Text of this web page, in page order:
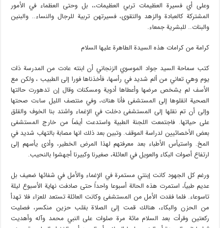
وعلى أي فسيرة العظيمات تربي العظيمات،، بل وحتى العظماء في الأمور
المشتركة كالعبادة والزهد والتقوى، فسيرتهن تربية للرجال والنساء.. والبنين
والبنات.. للبشرية جمعاء.
كرامة من كرامات هذه السيدة الطاهرة عليها السلام
كتب سماحة السيد جواد الموسوي الزنجاني أن ابنته عادت من المدرسة ذات
يوم وهي تعاني من ألم شديد في رأسها، فأخذناها فورا إلى الطبيب ، ولكن مع
الأسف لم يشخص مرضها وأعطاها أدوية ومسكنات وقال إن تدهورت حالتها
الصحية انقلوها إلى المستشفى فأنا هناك، وفي منتصف الليل ساءت صحتها
وإلى أن تم نقلها إلى المستشفى دخلت في الإغماء واشتد بنا الخوف والقلق
على حياتها. فاجتمعت اللجنة الطبية واستدعت أيضاً من خارج المستشفى
بعض الأخصائيين لدراسة الموقف. وتبين بعد ذلك انها مصابة بالتهاب شديد في
المخ. واستيأس الأطباء بعد معرفتهم لهذا المرض الخطير، وأدى يأسهم إلى
ارتفاع أصوات البكاء والعويل في العائلة، صغيرنا وكبيرنا أجهشوا بالنحيب.
ورغم كل الجهود كانت إبنتي مستمرة في الإغماء والأمل في شفائها ضعيف بل
عديم طبياً، استمرت هذه الحالة أسبوعا واحداً حتى صادفت نهاية الأسبوع ليلة
تاسوعاء. فلما فقدت الأمل من المستشفى وكانت العائلة تستعد للعزاء فلا تهدأ
من الحزن والبكاء، هنالك قمت إلى الصلاة بقلب حزين منكسر، فصليت
ركعتين وقرأت بعد السلام مائة مرة صلوات على النبي محمد وآله وأهديت